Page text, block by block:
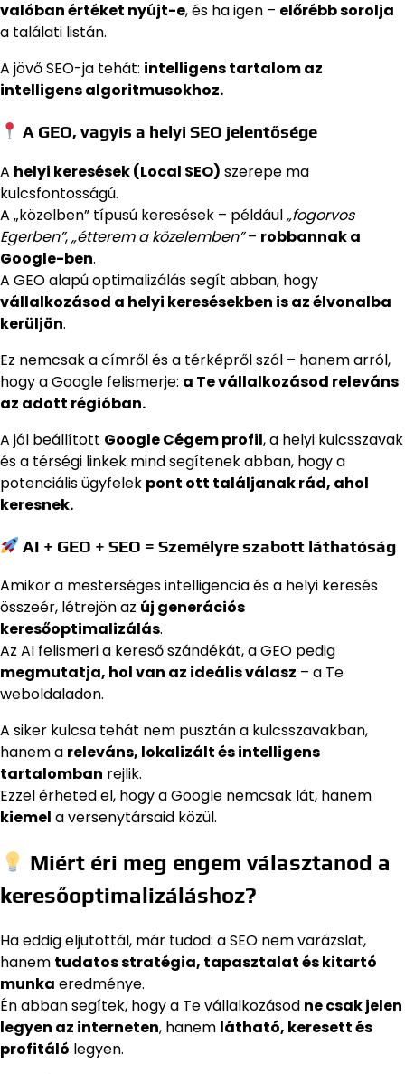
valóban értéket nyújt-e, és ha igen – előrébb sorolja
a találati listán.
A jövő SEO-ja tehát: intelligens tartalom az
intelligens algoritmusokhoz.
A GEO, vagyis a helyi SEO jelentősége
A helyi keresések (Local SEO) szerepe ma
kulcsfontosságú.
A „közelben” típusú keresések – például„fogorvos
Egerben”,„étterem a közelemben”– robbannak a
Google-ben.
A GEO alapú optimalizálás segít abban, hogy
vállalkozásod a helyi keresésekben is az élvonalba
kerüljön.
Ez nemcsak a címről és a térképről szól – hanem arról,
hogy a Google felismerje: a Te vállalkozásod releváns
az adott régióban.
A jól beállított Google Cégem profil, a helyi kulcsszavak
és a térségi linkek mind segítenek abban, hogy a
potenciális ügyfelek pont ott találjanak rád, ahol
keresnek.
AI + GEO + SEO = Személyre szabott láthatóság
Amikor a mesterséges intelligencia és a helyi keresés
összeér, létrejön az új generációs
keresőoptimalizálás.
Az AI felismeri a kereső szándékát, a GEO pedig
megmutatja, hol van az ideális válasz – a Te
weboldaladon.
A siker kulcsa tehát nem pusztán a kulcsszavakban,
hanem a releváns, lokalizált és intelligens
tartalomban rejlik.
Ezzel érheted el, hogy a Google nemcsak lát, hanem
kiemel a versenytársaid közül.
Miért éri meg engem választanod a
keresőoptimalizáláshoz?
Ha eddig eljutottál, már tudod: a SEO nem varázslat,
hanem tudatos stratégia, tapasztalat és kitartó
munka eredménye.
Én abban segítek, hogy a Te vállalkozásod ne csak jelen
legyen az interneten, hanem látható, keresett és
profitáló legyen.